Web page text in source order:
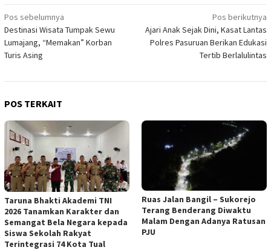
Navigasi
pos
Pos sebelumnya
Destinasi Wisata Tumpak Sewu
Lumajang, “Memakan” Korban
Turis Asing
Pos berikutnya
Ajari Anak Sejak Dini, Kasat Lantas
Polres Pasuruan Berikan Edukasi
Tertib Berlalulintas
POS TERKAIT
Taruna Bhakti Akademi TNI
2026 Tanamkan Karakter dan
Semangat Bela Negara kepada
Siswa Sekolah Rakyat
Terintegrasi 74 Kota Tual
Ruas Jalan Bangil – Sukorejo
Terang Benderang Diwaktu
Malam Dengan Adanya Ratusan
PJU